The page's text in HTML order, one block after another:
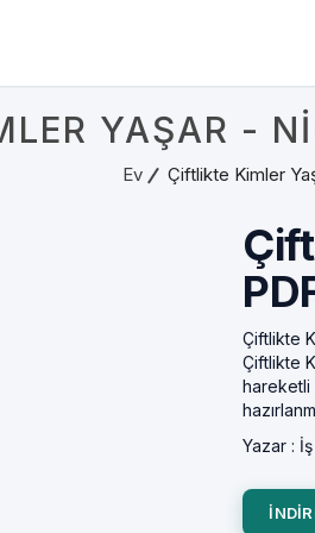
YAŞAR -
Ev Çiftlikte Kimler
Çiftlikte
Çiftlikte
hareketli
Yazar :